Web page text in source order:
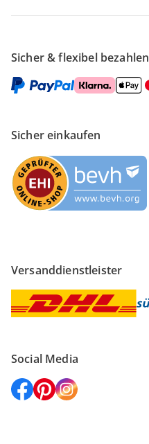
Sicher & flexibel bezahlen
Sicher einkaufen
Versanddienstleister
Social Media